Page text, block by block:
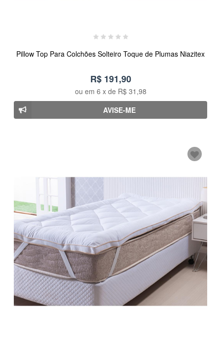
Pillow Top Para Colchões Solteiro Toque de Plumas Niazitex
R$ 191,90
ou em 6 x de R$ 31,98
AVISE-ME